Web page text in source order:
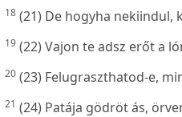
18 (21) De hogyha nekiindul,
19 (22) Vajon te adsz erőt a
20 (23) Felugraszthatod-e,
21 (24) Patája gödröt ás,